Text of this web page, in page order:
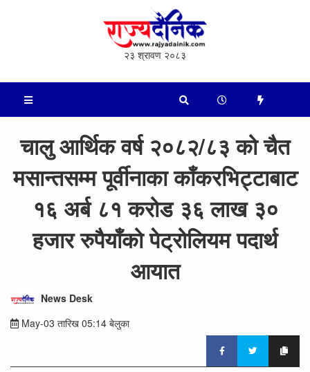
२३ श्रावण २०८३
चालु आर्थिक वर्ष २०८२/८३ को चैत
मसान्तसम्म पूर्वीनाका काँकरभिट्टाबाट
१६ अर्ब ८१ करोड ३६ लाख ३०
हजार रुपैयाँको पेट्रोलियम पदार्थ
आयात
News Desk
May-03 तारिख 05:14 बेलुका